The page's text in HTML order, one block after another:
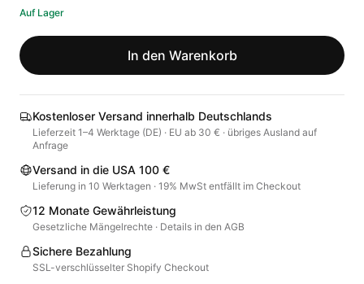
Auf Lager
In den Warenkorb
Kostenloser Versand innerhalb Deutschlands
Lieferzeit 1–4 Werktage (DE) · EU ab 30 € · übriges Ausland auf
Anfrage
Versand in die USA 100 €
Lieferung in 10 Werktagen · 19% MwSt entfällt im Checkout
12 Monate Gewährleistung
Gesetzliche Mängelrechte · Details in den AGB
Sichere Bezahlung
SSL-verschlüsselter Shopify Checkout